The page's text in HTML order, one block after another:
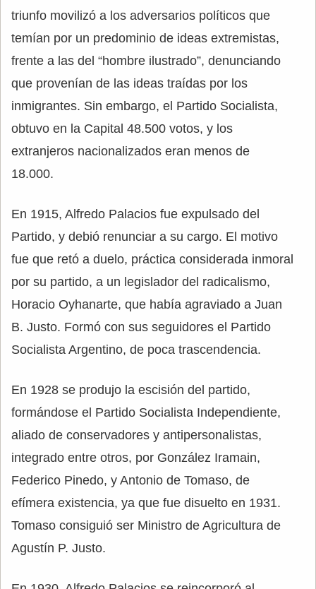
triunfo movilizó a los adversarios políticos que
temían por un predominio de ideas extremistas,
frente a las del “hombre ilustrado”, denunciando
que provenían de las ideas traídas por los
inmigrantes. Sin embargo, el Partido Socialista,
obtuvo en la Capital 48.500 votos, y los
extranjeros nacionalizados eran menos de
18.000.
En 1915, Alfredo Palacios fue expulsado del
Partido, y debió renunciar a su cargo. El motivo
fue que retó a duelo, práctica considerada inmoral
por su partido, a un legislador del radicalismo,
Horacio Oyhanarte, que había agraviado a Juan
B. Justo. Formó con sus seguidores el Partido
Socialista Argentino, de poca trascendencia.
En 1928 se produjo la escisión del partido,
formándose el Partido Socialista Independiente,
aliado de conservadores y antipersonalistas,
integrado entre otros, por González Iramain,
Federico Pinedo, y Antonio de Tomaso, de
efímera existencia, ya que fue disuelto en 1931.
Tomaso consiguió ser Ministro de Agricultura de
Agustín P. Justo.